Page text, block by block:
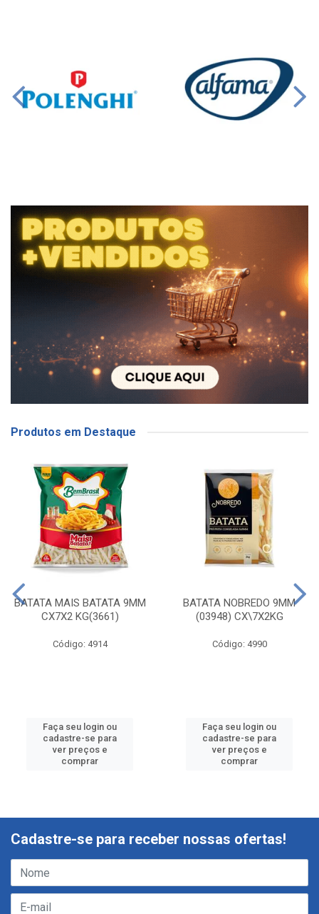
Produtos em Destaque
BATATA MAIS BATATA 9MM
CX7X2 KG(3661)
Código: 4914
Faça seu login ou
cadastre-se para
ver preços e
comprar
BATATA NOBREDO 9MM
(03948) CX\7X2KG
Código: 4990
Faça seu login ou
cadastre-se para
ver preços e
comprar
Cadastre-se para receber nossas ofertas!